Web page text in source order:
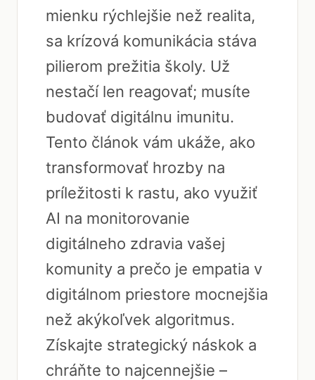
mienku rýchlejšie než realita,
sa krízová komunikácia stáva
pilierom prežitia školy. Už
nestačí len reagovať; musíte
budovať digitálnu imunitu.
Tento článok vám ukáže, ako
transformovať hrozby na
príležitosti k rastu, ako využiť
AI na monitorovanie
digitálneho zdravia vašej
komunity a prečo je empatia v
digitálnom priestore mocnejšia
než akýkoľvek algoritmus.
Získajte strategický náskok a
chráňte to najcennejšie –